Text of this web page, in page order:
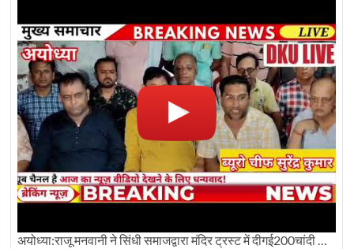
अयोध्या:राजू मनवानी ने सिंधी समाजद्वारा मंदिर ट्रस्ट में दीगई200चांदी की ईंटों पर सवाल का किया विरोध